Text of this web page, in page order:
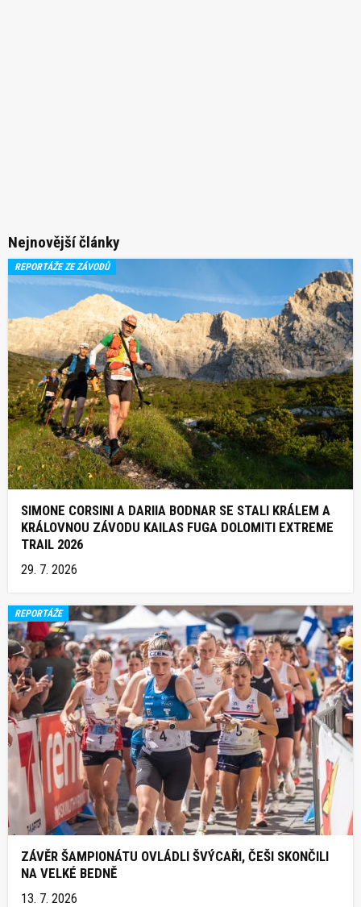
Nejnovější články
REPORTÁŽE ZE ZÁVODŮ
SIMONE CORSINI A DARIIA BODNAR SE STALI KRÁLEM A
KRÁLOVNOU ZÁVODU KAILAS FUGA DOLOMITI EXTREME
TRAIL 2026
29. 7. 2026
REPORTÁŽE
ZÁVĚR ŠAMPIONÁTU OVLÁDLI ŠVÝCAŘI, ČEŠI SKONČILI
NA VELKÉ BEDNĚ
13. 7. 2026